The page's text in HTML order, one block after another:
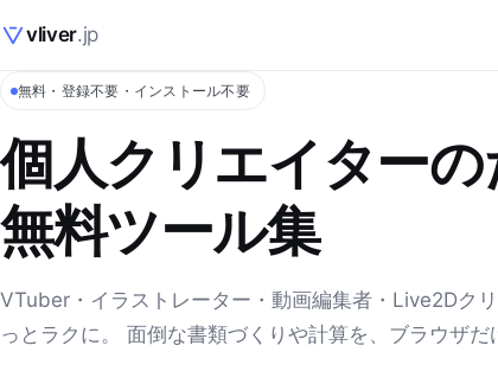
vliver.jp
無料・登録不要・インストール不要
個人クリエイター
無料ツール集
VTuber・イラストレーター・動画編集者・Live2Dク
っとラクに。 面倒な書類づくりや計算を、ブラウザだ